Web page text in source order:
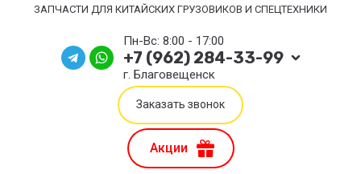
ЗАПЧАСТИ ДЛЯ КИТАЙСКИХ ГРУЗОВИКОВ И СПЕЦТЕХНИКИ
Пн-Вс: 8:00 - 17:00
+7 (962) 284-33-99
г. Благовещенск
Заказать звонок
Акции